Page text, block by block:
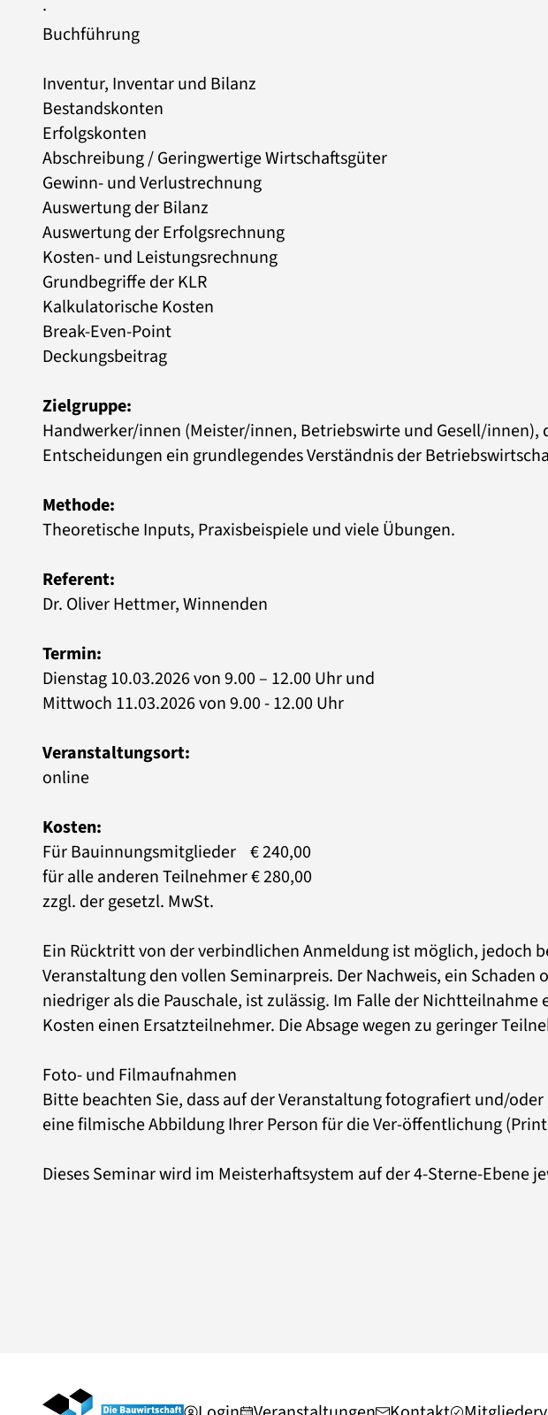
·
Buchführung
Inventur, Inventar und Bilanz
Bestandskonten
Erfolgskonten
Abschreibung / Geringwertige Wirtschaftsgüter
Gewinn- und Verlustrechnung
Auswertung der Bilanz
Auswertung der Erfolgsrechnung
Kosten- und Leistungsrechnung
Grundbegriffe der KLR
Kalkulatorische Kosten
Break-Even-Point
Deckungsbeitrag
Zielgruppe:
Handwerker/innen (Meister/innen, Betriebswirte und Gesell/
Entscheidungen ein grundlegendes Verständnis der
Methode:
Theoretische Inputs, Praxisbeispiele und viele Übungen.
Referent:
Dr. Oliver Hettmer, Winnenden
Termin:
Dienstag 10.03.2026 von 9.00 – 12.00 Uhr und
Mittwoch 11.03.2026 von 9.00 - 12.00 Uhr
Veranstaltungsort:
online
Kosten:
Für Bauinnungsmitglieder € 240,00
für alle anderen Teilnehmer € 280,00
zzgl. der gesetzl. MwSt.
Ein Rücktritt von der verbindlichen Anmeldung ist möglich, jedoch
Veranstaltung den vollen Seminarpreis. Der Nachweis, ein
niedriger als die Pauschale, ist zulässig. Im Falle der
Kosten einen Ersatzteilnehmer. Die Absage wegen zu geringer
Foto- und Filmaufnahmen
Bitte beachten Sie, dass auf der Veranstaltung fotografiert und/
eine filmische Abbildung Ihrer Person für die Ver-öffentlichung
Dieses Seminar wird im Meisterhaftsystem auf der 4-Sterne-Ebene